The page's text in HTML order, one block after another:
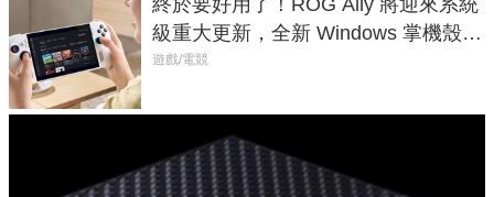
級重大更新，全新 Windows 掌機殼模
式讓操作就像 Xbox 一樣順暢
遊戲/電競